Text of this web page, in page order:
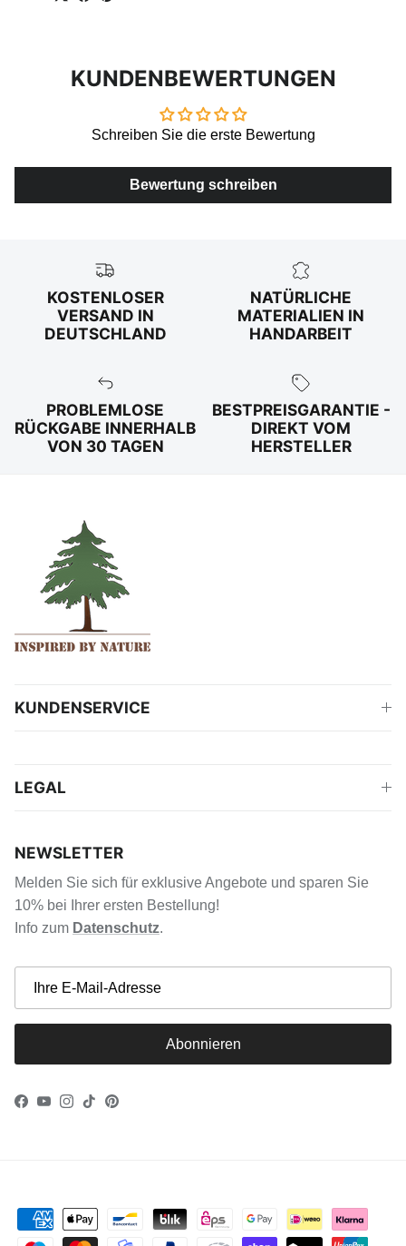
KUNDENBEWERTUNGEN
Schreiben Sie die erste Bewertung
Bewertung schreiben
KOSTENLOSER
VERSAND IN
DEUTSCHLAND
NATÜRLICHE
MATERIALIEN IN
HANDARBEIT
PROBLEMLOSE
RÜCKGABE INNERHALB
VON 30 TAGEN
BESTPREISGARANTIE -
DIREKT VOM
HERSTELLER
KUNDENSERVICE
LEGAL
NEWSLETTER
Melden Sie sich für exklusive Angebote und sparen Sie
10% bei Ihrer ersten Bestellung!
Info zum Datenschutz.
Abonnieren
Facebook
YouTube
Instagram
TikTokPinterest